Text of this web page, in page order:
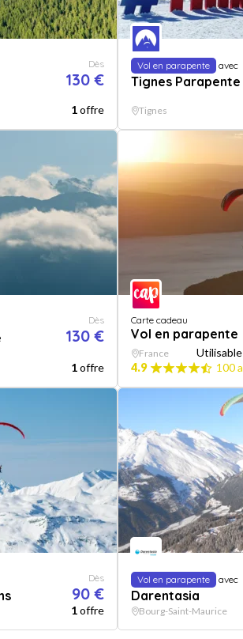
Dès
130 €
1offre
Vol en parapente avec
Tignes Parapente
Tignes
Dès
130 €
1offre
Carte cadeau
Vol en parapente
France
4.9
100
Dès
90 €
1offre
Vol en parapente avec
Darentasia
Bourg-Saint-Maurice